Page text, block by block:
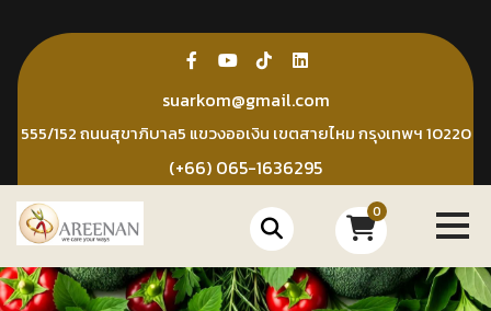
content
suarkom@gmail.com
555/152 ถนนสุขาภิบาล5 แขวงออเงิน เขตสายไหม กรุงเทพฯ 10220
(+66) 065-1636295
0